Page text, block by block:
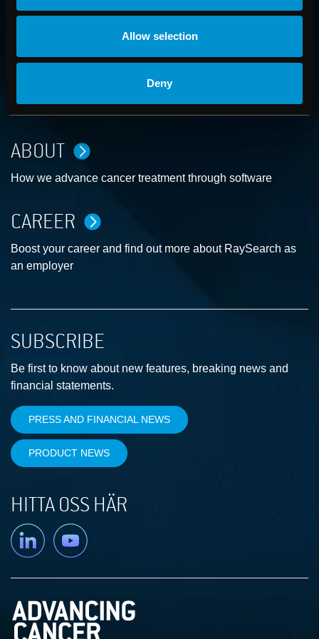
Allow selection
Deny
Get in touch with someone from our organization
ABOUT
How we advance cancer treatment through software
CAREER
Boost your career and find out more about RaySearch as
an employer
SUBSCRIBE
Be first to know about new features, breaking news and
financial statements.
PRESS AND FINANCIAL NEWS
PRODUCT NEWS
HITTA OSS HÄR
Linkedin YouTube